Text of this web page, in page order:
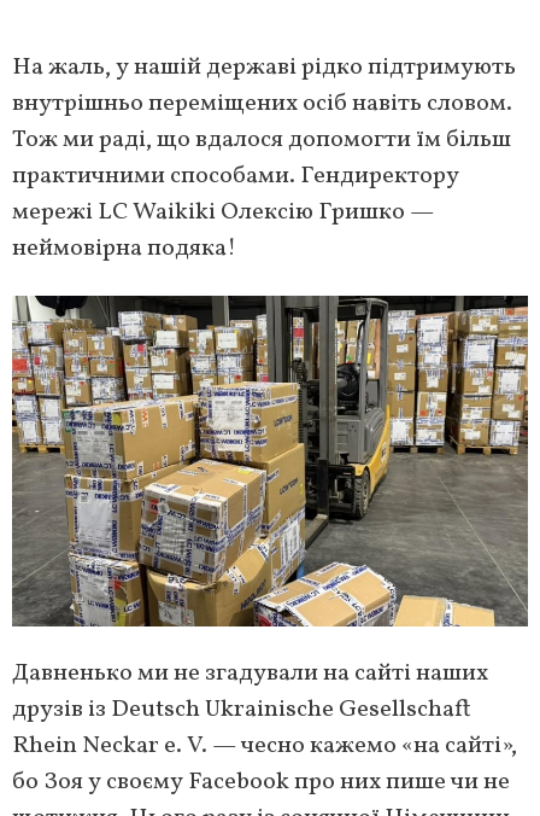
На жаль, у нашій державі рідко підтримують
внутрішньо переміщених осіб навіть словом.
Тож ми раді, що вдалося допомогти їм більш
практичними способами. Гендиректору
мережі LC Waikiki Олексію Гришко —
неймовірна подяка!
Давненько ми не згадували на сайті наших
друзів із Deutsch Ukrainische Gesellschaft
Rhein Neckar e. V. — чесно кажемо «на сайті»,
бо Зоя у своєму Facebook про них пише чи не